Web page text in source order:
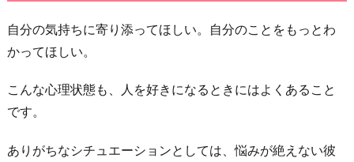
自分の気持ちに寄り添ってほしい。自分のことをもっとわ
かってほしい。
こんな心理状態も、人を好きになるときにはよくあること
です。
ありがちなシチュエーションとしては、悩みが絶えない彼